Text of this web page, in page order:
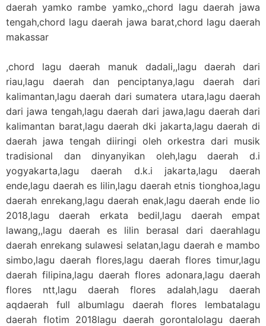
daerah yamko rambe yamko,,chord lagu daerah jawa
tengah,chord lagu daerah jawa barat,chord lagu daerah
makassar
,chord lagu daerah manuk dadali,,lagu daerah dari
riau,lagu daerah dan penciptanya,lagu daerah dari
kalimantan,lagu daerah dari sumatera utara,lagu daerah
dari jawa tengah,lagu daerah dari jawa,lagu daerah dari
kalimantan barat,lagu daerah dki jakarta,lagu daerah di
daerah jawa tengah diiringi oleh orkestra dari musik
tradisional dan dinyanyikan oleh,lagu daerah d.i
yogyakarta,lagu daerah d.k.i jakarta,lagu daerah
ende,lagu daerah es lilin,lagu daerah etnis tionghoa,lagu
daerah enrekang,lagu daerah enak,lagu daerah ende lio
2018,lagu daerah erkata bedil,lagu daerah empat
lawang,,lagu daerah es lilin berasal dari daerahlagu
daerah enrekang sulawesi selatan,lagu daerah e mambo
simbo,lagu daerah flores,lagu daerah flores timur,lagu
daerah filipina,lagu daerah flores adonara,lagu daerah
flores ntt,lagu daerah flores adalah,lagu daerah
aqdaerah full albumlagu daerah flores lembatalagu
daerah flotim 2018lagu daerah gorontalolagu daerah